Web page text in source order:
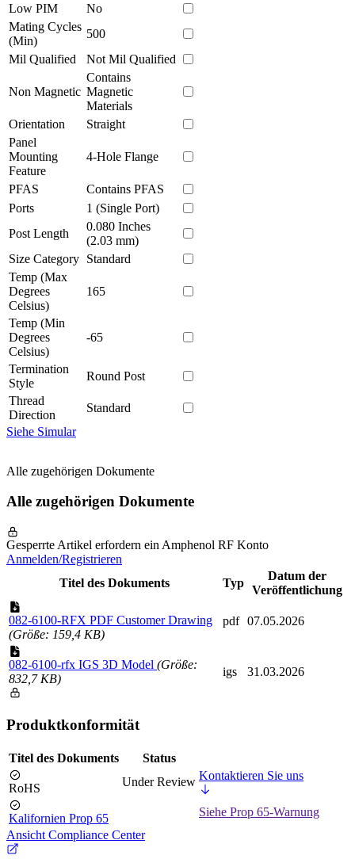
Low PIM
No
Mating Cycles
(Min)
500
Mil Qualified
Not Mil Qualified
Non Magnetic
Contains
Magnetic
Materials
Orientation
Straight
Panel
Mounting
Feature
4-Hole Flange
PFAS
Contains PFAS
Ports
1 (Single Port)
Post Length
0.080 Inches
(2.03 mm)
Size Category Standard
Temp (Max
Degrees
Celsius)
165
Temp (Min
Degrees
Celsius)
-65
Termination
Style
Round Post
Thread
Direction
Standard
Siehe Simular
Alle zugehörigen Dokumente
Alle zugehörigen Dokumente
Gesperrte Artikel erfordern ein Amphenol RF Konto
Anmelden/Registrieren
Titel des Dokuments
Typ
Datum der
Veröffentlichung
082-6100-RFX PDF Customer Drawing
(Größe: 159,4 KB)
pdf 07.05.2026
082-6100-rfx IGS 3D Model (Größe:
832,7 KB)
igs 31.03.2026
Produktkonformität
Titel des Dokuments Status
RoHS Under Review Kontaktieren Sie uns
Kalifornien Prop 65
Siehe Prop 65-Warnung
Ansicht Compliance Center